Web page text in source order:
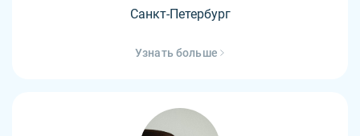
Санкт-Петербург
Узнать больше